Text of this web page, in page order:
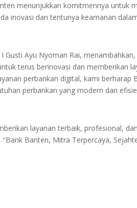
menunjukkan komitmennya untuk
inovasi dan tentunya keamanan
Gusti Ayu Nyoman Rai,
terus berinovasi dan memberikan
perbankan digital, kami berharap
perbankan yang modern dan
layanan terbaik, profesional,
Banten, Mitra Terpercaya,